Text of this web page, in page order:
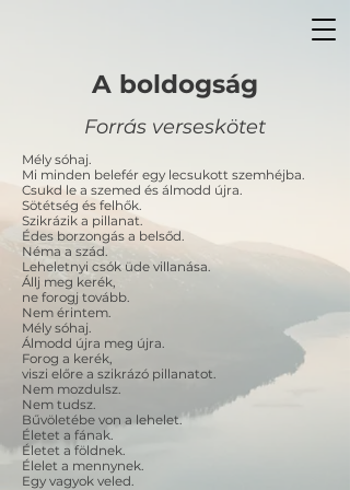
A boldogság
Forrás verseskötet
Mély sóhaj.
Mi minden belefér egy lecsukott szemhéjba.
Csukd le a szemed és álmodd újra.
Sötétség és felhők.
Szikrázik a pillanat.
Édes borzongás a belsőd.
Néma a szád.
Leheletnyi csók üde villanása.
Állj meg kerék,
ne forogj tovább.
Nem érintem.
Mély sóhaj.
Álmodd újra meg újra.
Forog a kerék,
viszi előre a szikrázó pillanatot.
Nem mozdulsz.
Nem tudsz.
Bűvöletébe von a lehelet.
Életet a fának.
Életet a földnek.
Élelet a mennynek.
Egy vagyok veled.